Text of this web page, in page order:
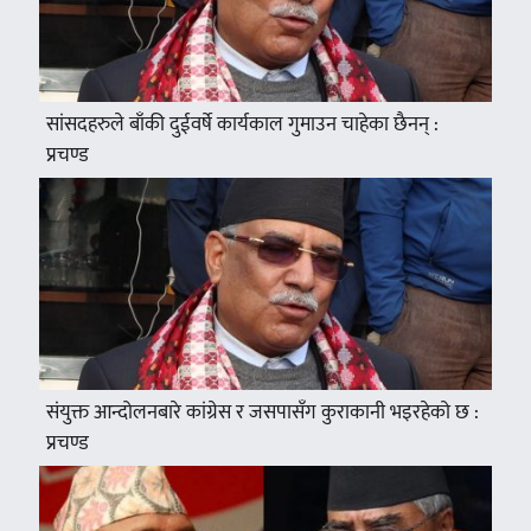
सांसदहरुले बाँकी दुईवर्षे कार्यकाल गुमाउन चाहेका छैनन् :
प्रचण्ड
संयुक्त आन्दोलनबारे कांग्रेस र जसपासँग कुराकानी भइरहेको छ :
प्रचण्ड